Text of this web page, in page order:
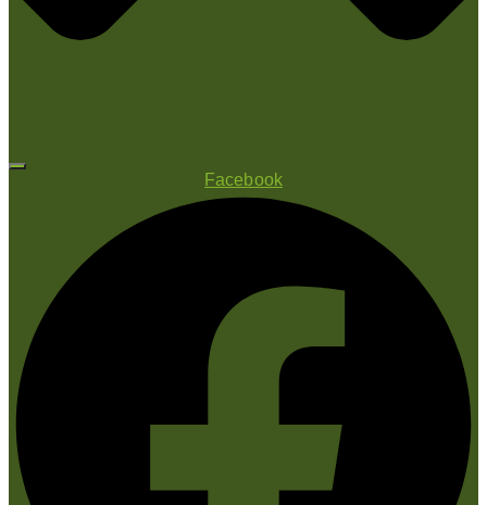
Facebook